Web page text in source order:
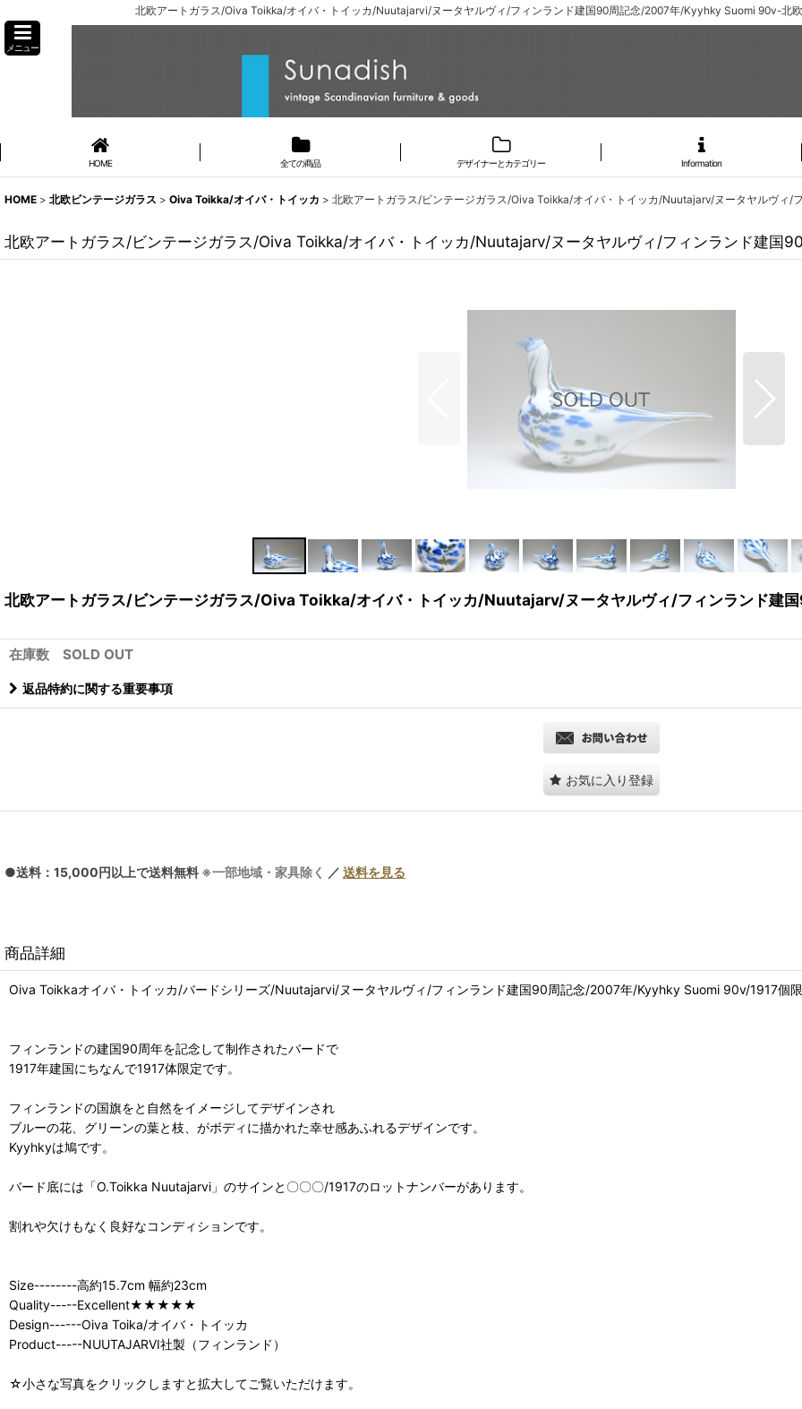
北欧アートガラス/Oiva Toikka/オイバ・トイッカ/Nuutajarvi/ヌータヤルヴィ/フィンランド建国90周記念/2007年/Kyyhky Suomi 90v-北
メニュー
HOME 全ての商品 デザイナーとカテゴリー Information
HOME > 北欧ビンテージガラス > Oiva Toikka/オイバ・トイッカ > 北欧アートガラス/ビンテージガラス/Oiva Toikka/オイバ・トイッカ/Nuutajarv/ヌータヤルヴィ
北欧アートガラス/ビンテージガラス/Oiva Toikka/オイバ・トイッカ/Nuutajarv/ヌータヤルヴィ/フィンランド建
北欧アートガラス/ビンテージガラス/Oiva Toikka/オイバ・トイッカ/Nuutajarv/ヌータヤルヴィ/フィンランド
在庫数 SOLD OUT
返品特約に関する重要事項
お気に入り登録
●送料：15,000円以上で送料無料 ※一部地域・家具除く ／ 送料を見る
商品詳細
Oiva Toikkaオイバ・トイッカ/バードシリーズ/Nuutajarvi/ヌータヤルヴィ/フィンランド建国90周記念/2007年/Kyyhky Suomi 90v/1917個
フィンランドの建国90周年を記念して制作されたバードで
1917年建国にちなんで1917体限定です。
フィンランドの国旗をと自然をイメージしてデザインされ
ブルーの花、グリーンの葉と枝、がボディに描かれた幸せ感あふれるデザインです。
Kyyhkyは鳩です。
バード底には「O.Toikka Nuutajarvi」のサインと〇〇〇/1917のロットナンバーがあります。
割れや欠けもなく良好なコンディションです。
Size--------高約15.7cm 幅約23cm
Quality-----Excellent★★★★★
Design------Oiva Toika/オイバ・トイッカ
Product-----NUUTAJARVI社製（フィンランド）
☆小さな写真をクリックしますと拡大してご覧いただけます。